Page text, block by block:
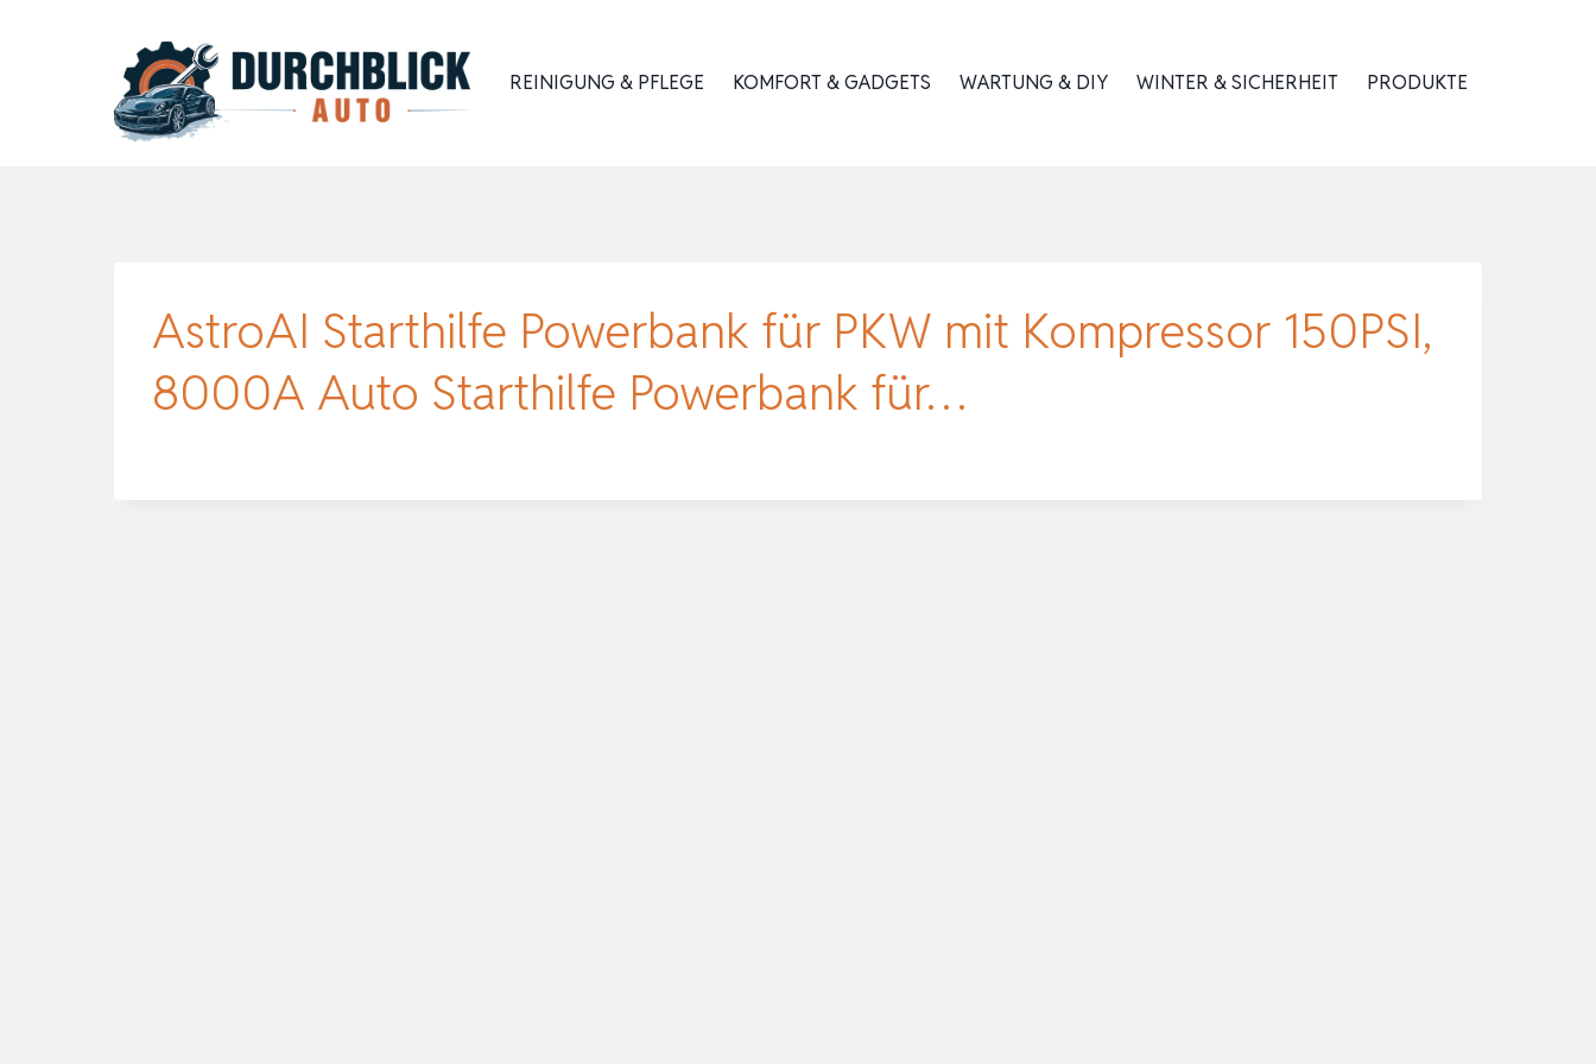
REINIGUNG & PFLEGE KOMFORT & GADGETS WARTUNG & DIY WINTER & SICHERHEIT PRODUKTE
AstroAI Starthilfe Powerbank für PKW mit Kompressor 150PSI,
8000A Auto Starthilfe Powerbank für…